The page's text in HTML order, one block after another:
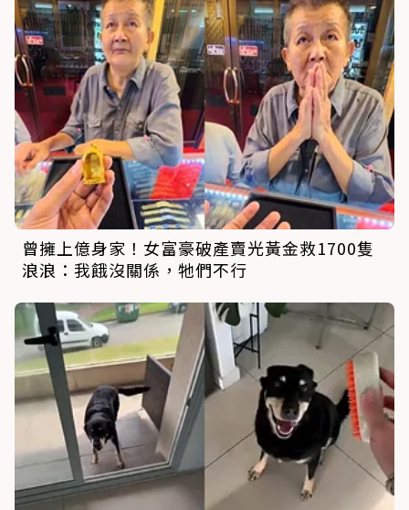
曾擁上億身家！女富豪破產賣光黃金救1700隻
浪浪：我餓沒關係，牠們不行